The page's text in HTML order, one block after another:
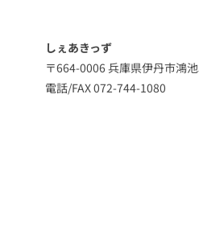
しぇあきっず
〒664-0006 兵庫県伊丹市鴻
電話/FAX 072-744-1080